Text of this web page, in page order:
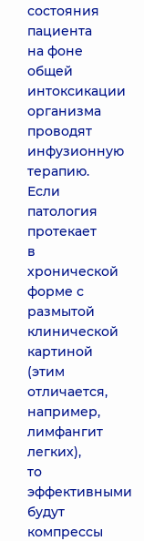
состояния
пациента
на фоне
общей
интоксикации
организма
проводят
инфузионную
терапию.
Если
патология
протекает
в
хронической
форме с
размытой
клинической
картиной
(этим
отличается,
например,
лимфангит
легких),
то
эффективными
будут
компрессы